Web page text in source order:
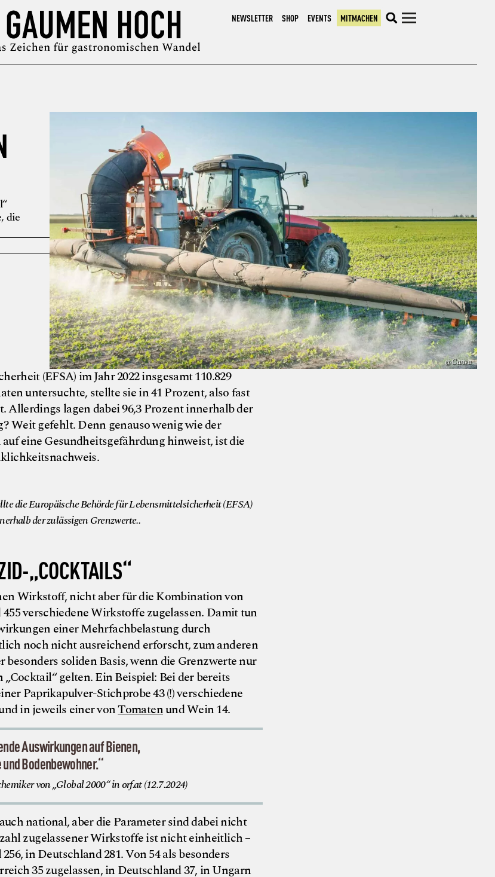
NEWSLETTER SHOP EVENTS MITMACHEN
GUIDE PODCAST ÜBER UNS SYMPOSIUM
die
@ Canva
(EFSA) im Jahr 2022 insgesamt 110.829
untersuchte, stellte sie in 41 Prozent, also fast
Allerdings lagen dabei 96,3 Prozent innerhalb der
Weit gefehlt. Denn genauso wenig wie der
eine Gesundheitsgefährdung hinweist, ist die
die Europäische Behörde für Lebensmittelsicherheit (EFSA)
der zulässigen Grenzwerte..
„COCKTAILS“
Wirkstoff, nicht aber für die Kombination von
verschiedene Wirkstoffe zugelassen. Damit tun
einer Mehrfachbelastung durch
noch nicht ausreichend erforscht, zum anderen
soliden Basis, wenn die Grenzwerte nur
gelten. Ein Beispiel: Bei der bereits
Paprikapulver-Stichprobe 43 (!) verschiedene
in jeweils einer vonTomatenund Wein 14.
Auswirkungen auf Bienen,
Bodenbewohner.“
von „Global 2000“ in orf.at (12.7.2024)
national, aber die Parameter sind dabei nicht
zugelassener Wirkstoffe ist nicht einheitlich –
in Deutschland 281. Von 54 als besonders
35 zugelassen, in Deutschland 37, in Ungarn